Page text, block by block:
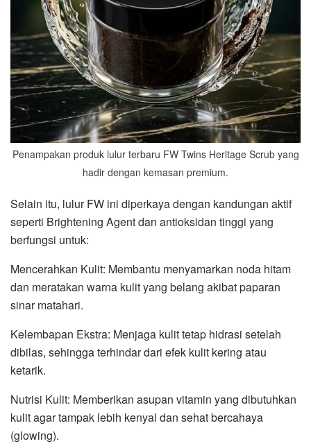
Penampakan produk lulur terbaru FW Twins Heritage Scrub yang
hadir dengan kemasan premium.
Selain itu, lulur FW ini diperkaya dengan kandungan aktif
seperti Brightening Agent dan antioksidan tinggi yang
berfungsi untuk:
Mencerahkan Kulit: Membantu menyamarkan noda hitam
dan meratakan warna kulit yang belang akibat paparan
sinar matahari.
Kelembapan Ekstra: Menjaga kulit tetap hidrasi setelah
dibilas, sehingga terhindar dari efek kulit kering atau
ketarik.
Nutrisi Kulit: Memberikan asupan vitamin yang dibutuhkan
kulit agar tampak lebih kenyal dan sehat bercahaya
(glowing).